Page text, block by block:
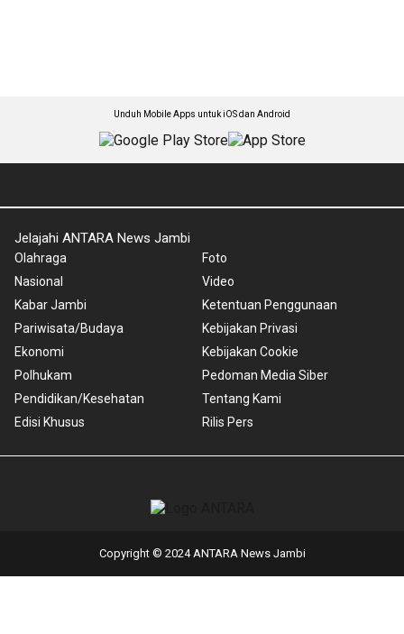
Unduh Mobile Apps untuk iOS dan Android
Jelajahi ANTARA News Jambi
Olahraga
Nasional
Kabar Jambi
Pariwisata/Budaya
Ekonomi
Polhukam
Pendidikan/Kesehatan
Edisi Khusus
Foto
Video
Ketentuan Penggunaan
Kebijakan Privasi
Kebijakan Cookie
Pedoman Media Siber
Tentang Kami
Rilis Pers
Copyright © 2024 ANTARA News Jambi